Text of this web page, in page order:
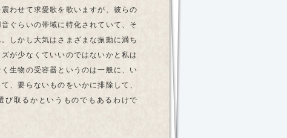
わせて求愛歌を歌いますが、彼らの
ぐらいの帯域に特化されていて、そ
しかし大気はさまざまな振動に満ち
が少なくていいのではないかと私は
生物の受容器というのは一般に、い
、要らないものをいかに排除して、
び取るかというものでもあるわけで